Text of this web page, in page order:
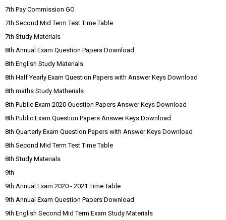
7th Pay Commission GO
7th Second Mid Term Test Time Table
7th Study Materials
8th Annual Exam Question Papers Download
8th English Study Materials
8th Half Yearly Exam Question Papers with Answer Keys Download
8th maths Study Matherials
8th Public Exam 2020 Question Papers Answer Keys Download
8th Public Exam Question Papers Answer Keys Download
8th Quarterly Exam Question Papers with Answer Keys Download
8th Second Mid Term Test Time Table
8th Study Materials
9th
9th Annual Exam 2020 - 2021 Time Table
9th Annual Exam Question Papers Download
9th English Second Mid Term Exam Study Materials